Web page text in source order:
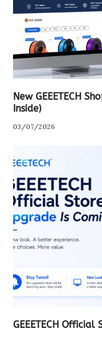
New GEEETECH
Inside)
03/07/2026
GEEETECH Official